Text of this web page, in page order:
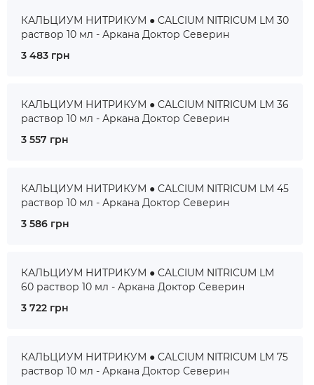
КАЛЬЦИУМ НИТРИКУМ ● CALCIUM NITRICUM LM 30
раствор 10 мл - Аркана Доктор Северин
3 483 грн
КАЛЬЦИУМ НИТРИКУМ ● CALCIUM NITRICUM LM 36
раствор 10 мл - Аркана Доктор Северин
3 557 грн
КАЛЬЦИУМ НИТРИКУМ ● CALCIUM NITRICUM LM 45
раствор 10 мл - Аркана Доктор Северин
3 586 грн
КАЛЬЦИУМ НИТРИКУМ ● CALCIUM NITRICUM LM
60 раствор 10 мл - Аркана Доктор Северин
3 722 грн
КАЛЬЦИУМ НИТРИКУМ ● CALCIUM NITRICUM LM 75
раствор 10 мл - Аркана Доктор Северин